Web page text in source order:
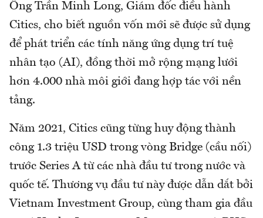
Ông Trần Minh Long, Giám đốc điều hành
Citics, cho biết nguồn vốn mới sẽ được sử dụng
để phát triển các tính năng ứng dụng trí tuệ
nhân tạo (AI), đồng thời mở rộng mạng lưới
hơn 4.000 nhà môi giới đang hợp tác với nền
tảng.
Năm 2021, Citics cũng từng huy động thành
công 1.3 triệu USD trong vòng Bridge (cầu nối)
trước Series A từ các nhà đầu tư trong nước và
quốc tế. Thương vụ đầu tư này được dẫn dắt bởi
Vietnam Investment Group, cùng tham gia đầu